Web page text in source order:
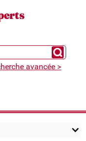
Chercher
avancée >